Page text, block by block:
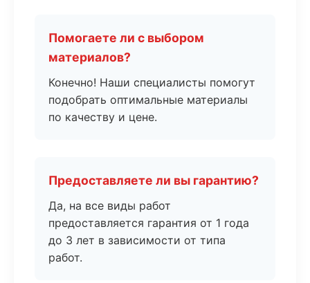
Помогаете ли с выбором
материалов?
Конечно! Наши специалисты помогут
подобрать оптимальные материалы
по качеству и цене.
Предоставляете ли вы гарантию?
Да, на все виды работ
предоставляется гарантия от 1 года
до 3 лет в зависимости от типа
работ.